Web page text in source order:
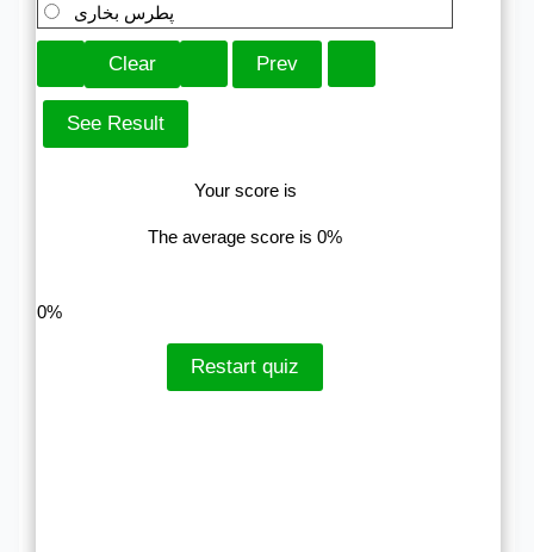
پطرس بخاری
Your score is
The average score is 0%
0%
Restart quiz